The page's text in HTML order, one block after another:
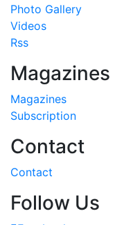
Photo Gallery
Videos
Rss
Magazines
Magazines
Subscription
Contact
Contact
Follow Us